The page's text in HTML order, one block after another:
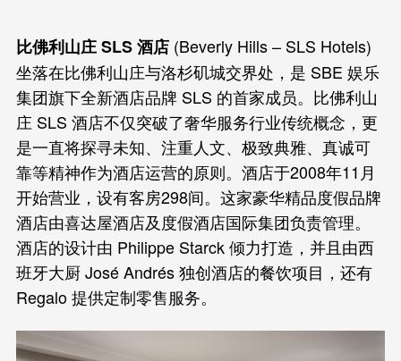
比佛利山庄 SLS 酒店(Beverly Hills – SLS Hotels)
坐落在比佛利山庄与洛杉矶城交界处，是 SBE 娱乐
集团旗下全新酒店品牌 SLS 的首家成员。比佛利山
庄 SLS 酒店不仅突破了奢华服务行业传统概念，更
是一直将探寻未知、注重人文、极致典雅、真诚可
靠等精神作为酒店运营的原则。酒店于2008年11月
开始营业，设有客房298间。这家豪华精品度假品牌
酒店由喜达屋酒店及度假酒店国际集团负责管理。
酒店的设计由 Philippe Starck 倾力打造，并且由西
班牙大厨 José Andrés 独创酒店的餐饮项目，还有
Regalo 提供定制零售服务。